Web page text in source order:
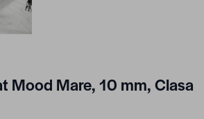
Mood Mare, 10 mm, Clasa